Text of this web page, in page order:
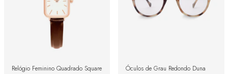
Relógio Feminino Quadrado Square
Óculos de Grau Redondo Duna